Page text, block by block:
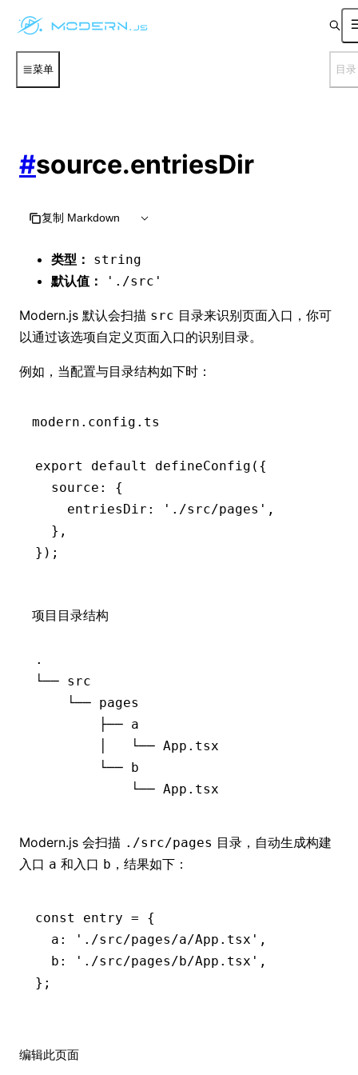
菜单 目录
#source.entriesDir
复制 Markdown
类型： string
默认值： './src'
Modern.js 默认会扫描 src 目录来识别页面入口，你可
以通过该选项自定义页面入口的识别目录。
例如，当配置与目录结构如下时：
modern.config.ts
export default defineConfig ({
  source
:
{
    entriesDir
: './src/pages' ,
  }
,
});
项目目录结构
.
└── src
    └──
pages
        ├──
a
   └──
App.tsx
        └──
b
            └──
App.tsx
Modern.js 会扫描 ./src/pages 目录，自动生成构建
入口 a 和入口 b ，结果如下：
const entry = {
  a
: './src/pages/a/App.tsx' ,
  b
: './src/pages/b/App.tsx' ,
};
编辑此页面